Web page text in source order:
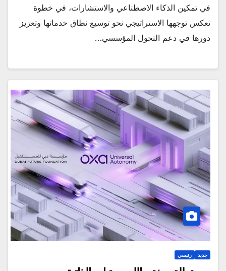
في تمكين الذكاء الاصطناعي والاستشارات، في خطوة
تعكس توجهها الاستراتيجي نحو توسيع نطاق خدماتها وتعزيز
دورها في دعم التحول المؤسسي…
جديد رئيسي